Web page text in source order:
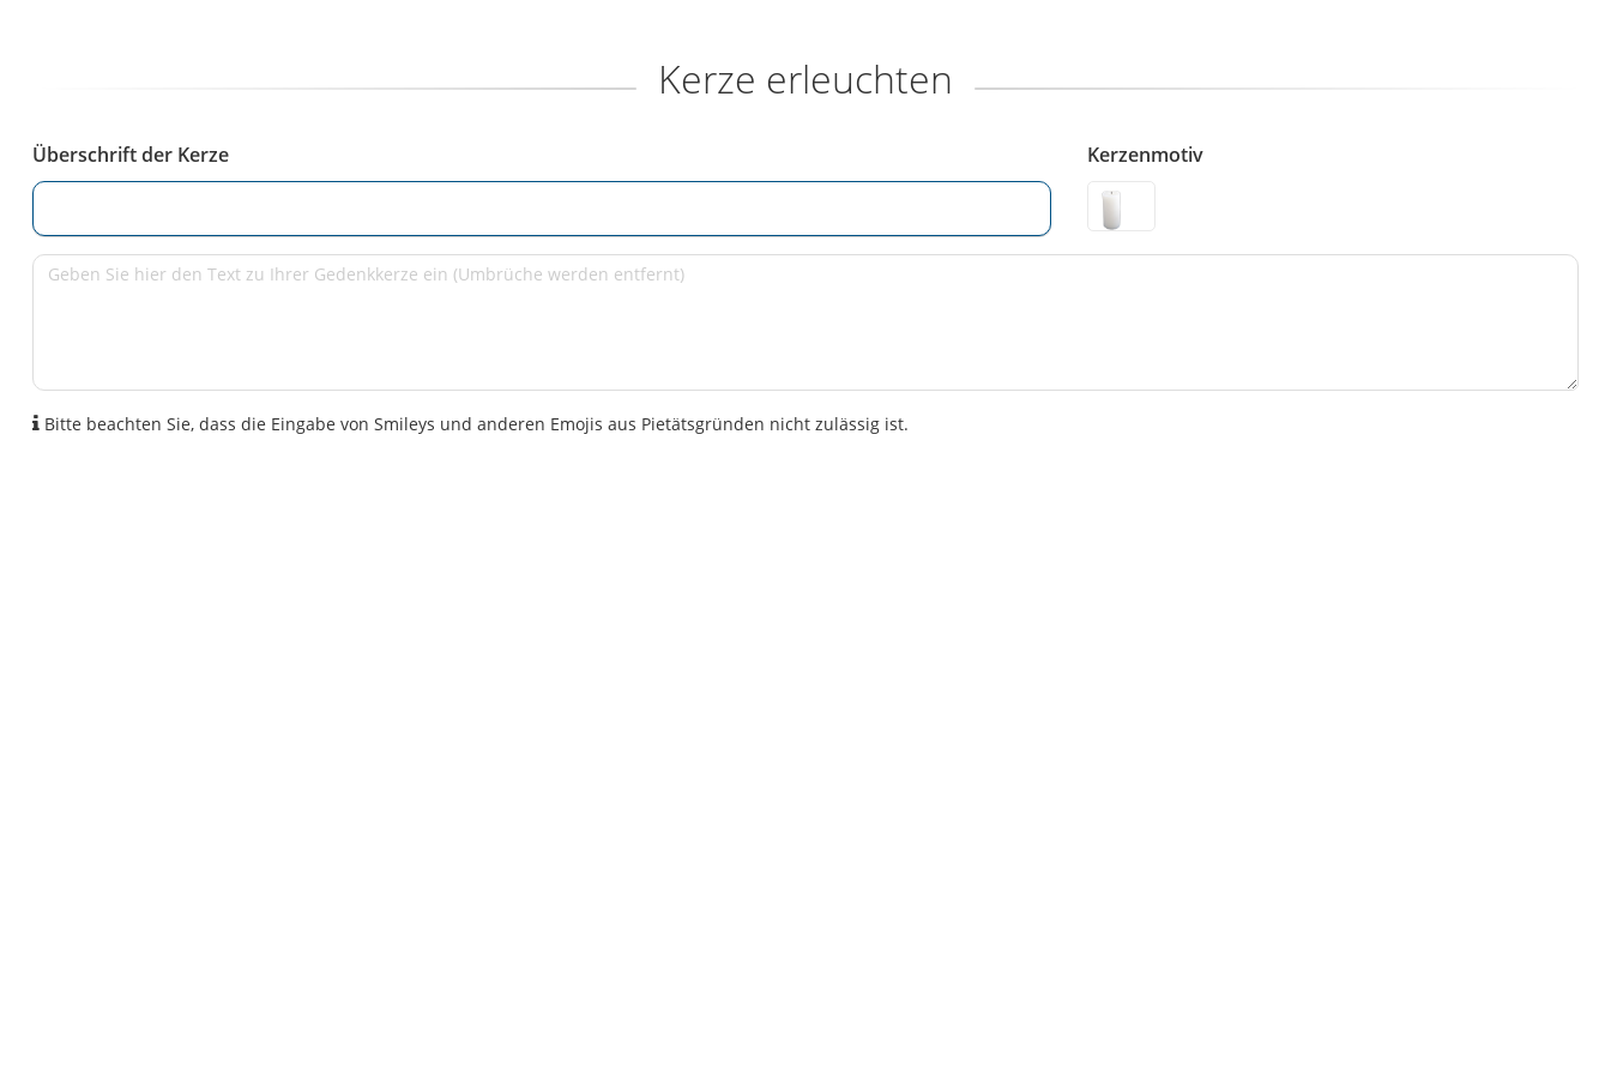
Kerze erleuchten
Überschrift der Kerze Kerzenmotiv
Bitte beachten Sie, dass die Eingabe von Smileys und anderen Emojis aus Pietätsgründen nicht zulässig ist.